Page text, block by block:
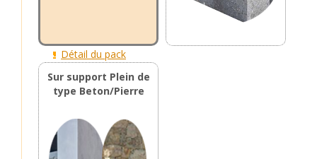
Détail du pack
Sur support Plein de
type Beton/Pierre